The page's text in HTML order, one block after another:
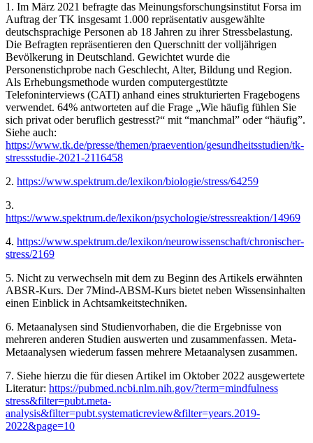
1. Im März 2021 befragte das Meinungsforschungsinstitut Forsa im
Auftrag der TK insgesamt 1.000 repräsentativ ausgewählte
deutschsprachige Personen ab 18 Jahren zu ihrer Stressbelastung.
Die Befragten repräsentieren den Querschnitt der volljährigen
Bevölkerung in Deutschland. Gewichtet wurde die
Personenstichprobe nach Geschlecht, Alter, Bildung und Region.
Als Erhebungsmethode wurden computergestützte
Telefoninterviews (CATI) anhand eines strukturierten Fragebogens
verwendet. 64% antworteten auf die Frage „Wie häufig fühlen Sie
sich privat oder beruflich gestresst?“ mit “manchmal” oder “häufig”.
Siehe auch:
https://www.tk.de/presse/themen/praevention/gesundheitsstudien/tk-
stressstudie-2021-2116458
2. https://www.spektrum.de/lexikon/biologie/stress/64259
3.
https://www.spektrum.de/lexikon/psychologie/stressreaktion/14969
4. https://www.spektrum.de/lexikon/neurowissenschaft/chronischer-
stress/2169
5. Nicht zu verwechseln mit dem zu Beginn des Artikels erwähnten
ABSR-Kurs. Der 7Mind-ABSM-Kurs bietet neben Wissensinhalten
einen Einblick in Achtsamkeitstechniken.
6. Metaanalysen sind Studienvorhaben, die die Ergebnisse von
mehreren anderen Studien auswerten und zusammenfassen. Meta-
Metaanalysen wiederum fassen mehrere Metaanalysen zusammen.
7. Siehe hierzu die für diesen Artikel im Oktober 2022 ausgewertete
Literatur: https://pubmed.ncbi.nlm.nih.gov/?term=mindfulness
stress&filter=pubt.meta-
analysis&filter=pubt.systematicreview&filter=years.2019-
2022&page=10